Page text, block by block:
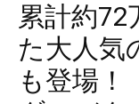
累計約
た大人気
も登場！